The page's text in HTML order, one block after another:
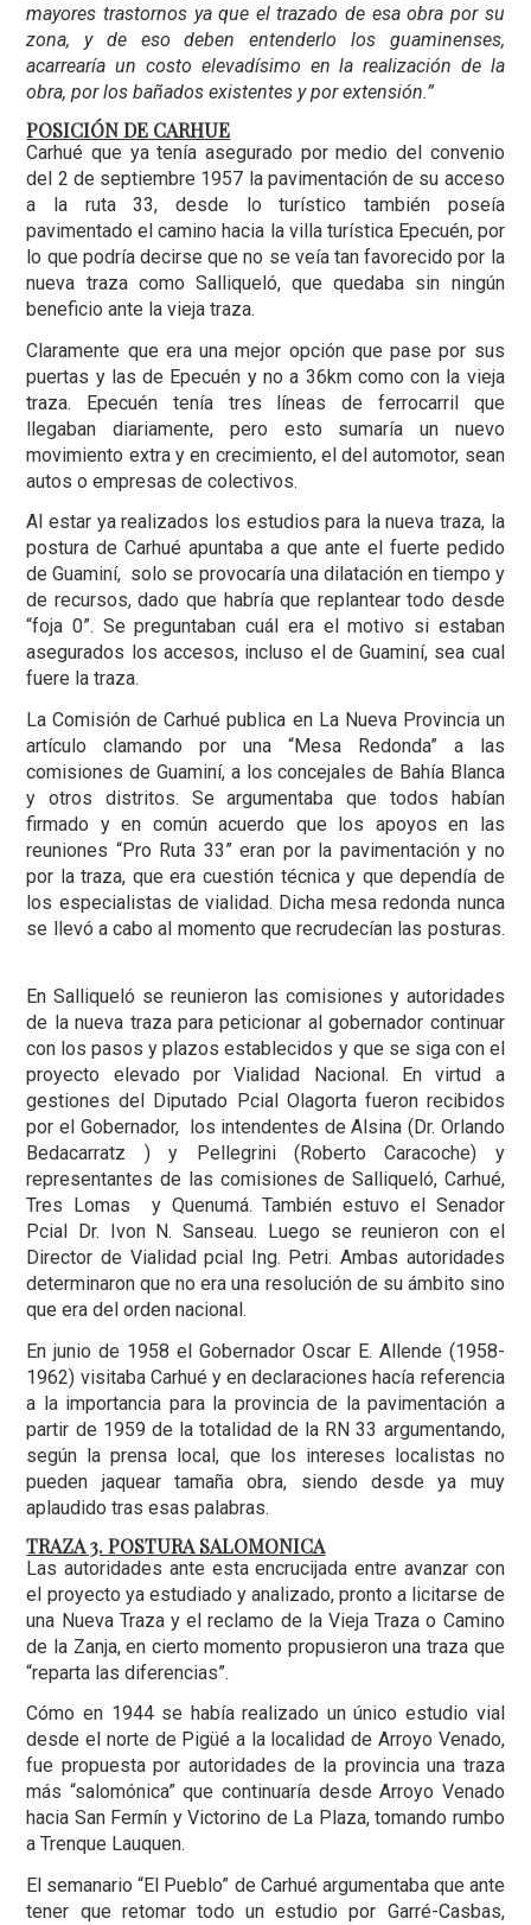
mayores trastornos ya que el trazado de esa obra por su
zona, y de eso deben entenderlo los guaminenses,
acarrearía un costo elevadísimo en la realización de la
obra, por los bañados existentes y por extensión.”
POSICIÓN DE CARHUE
Carhué que ya tenía asegurado por medio del convenio
del 2 de septiembre 1957 la pavimentación de su acceso
a la ruta 33, desde lo turístico también poseía
pavimentado el camino hacia la villa turística Epecuén, por
lo que podría decirse que no se veía tan favorecido por la
nueva traza como Salliqueló, que quedaba sin ningún
beneficio ante la vieja traza.
Claramente que era una mejor opción que pase por sus
puertas y las de Epecuén y no a 36km como con la vieja
traza. Epecuén tenía tres líneas de ferrocarril que
llegaban diariamente, pero esto sumaría un nuevo
movimiento extra y en crecimiento, el del automotor, sean
autos o empresas de colectivos.
Al estar ya realizados los estudios para la nueva traza, la
postura de Carhué apuntaba a que ante el fuerte pedido
de Guaminí, solo se provocaría una dilatación en tiempo y
de recursos, dado que habría que replantear todo desde
“foja 0”. Se preguntaban cuál era el motivo si estaban
asegurados los accesos, incluso el de Guaminí, sea cual
fuere la traza.
La Comisión de Carhué publica en La Nueva Provincia un
artículo clamando por una “Mesa Redonda” a las
comisiones de Guaminí, a los concejales de Bahía Blanca
y otros distritos. Se argumentaba que todos habían
firmado y en común acuerdo que los apoyos en las
reuniones “Pro Ruta 33” eran por la pavimentación y no
por la traza, que era cuestión técnica y que dependía de
los especialistas de vialidad. Dicha mesa redonda nunca
se llevó a cabo al momento que recrudecían las posturas.
En Salliqueló se reunieron las comisiones y autoridades
de la nueva traza para peticionar al gobernador continuar
con los pasos y plazos establecidos y que se siga con el
proyecto elevado por Vialidad Nacional. En virtud a
gestiones del Diputado Pcial Olagorta fueron recibidos
por el Gobernador, los intendentes de Alsina (Dr. Orlando
Bedacarratz ) y Pellegrini (Roberto Caracoche) y
representantes de las comisiones de Salliqueló, Carhué,
Tres Lomas y Quenumá. También estuvo el Senador
Pcial Dr. Ivon N. Sanseau. Luego se reunieron con el
Director de Vialidad pcial Ing. Petri. Ambas autoridades
determinaron que no era una resolución de su ámbito sino
que era del orden nacional.
En junio de 1958 el Gobernador Oscar E. Allende (1958-
1962) visitaba Carhué y en declaraciones hacía referencia
a la importancia para la provincia de la pavimentación a
partir de 1959 de la totalidad de la RN 33 argumentando,
según la prensa local, que los intereses localistas no
pueden jaquear tamaña obra, siendo desde ya muy
aplaudido tras esas palabras.
TRAZA 3. POSTURA SALOMONICA
Las autoridades ante esta encrucijada entre avanzar con
el proyecto ya estudiado y analizado, pronto a licitarse de
una Nueva Traza y el reclamo de la Vieja Traza o Camino
de la Zanja, en cierto momento propusieron una traza que
“reparta las diferencias”.
Cómo en 1944 se había realizado un único estudio vial
desde el norte de Pigüé a la localidad de Arroyo Venado,
fue propuesta por autoridades de la provincia una traza
más “salomónica” que continuaría desde Arroyo Venado
hacia San Fermín y Victorino de La Plaza, tomando rumbo
a Trenque Lauquen.
El semanario “El Pueblo” de Carhué argumentaba que ante
tener que retomar todo un estudio por Garré-Casbas,